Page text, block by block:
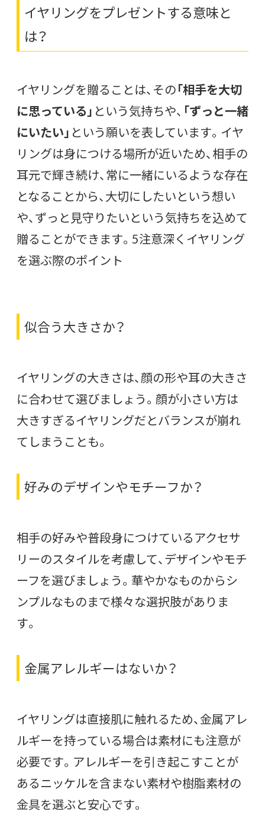
イヤリングをプレゼントする意味と
は？
イヤリングを贈ることは、その「相手を大切
に思っている」 という気持ちや、 「ずっと一緒
にいたい」 という願いを表しています。イヤ
リングは身につける場所が近いため、相手の
耳元で輝き続け、常に一緒にいるような存在
となることから、大切にしたいという想い
や、ずっと見守りたいという気持ちを込めて
贈ることができます。5注意深くイヤリング
を選ぶ際のポイント
似合う大きさか？
イヤリングの大きさは、顔の形や耳の大きさ
に合わせて選びましょう。顔が小さい方は
大きすぎるイヤリングだとバランスが崩れ
てしまうことも。
好みのデザインやモチーフか？
相手の好みや普段身につけているアクセサ
リーのスタイルを考慮して、デザインやモチ
ーフを選びましょう。華やかなものからシ
ンプルなものまで様々な選択肢がありま
す。
金属アレルギーはないか？
イヤリングは直接肌に触れるため、金属アレ
ルギーを持っている場合は素材にも注意が
必要です。アレルギーを引き起こすことが
あるニッケルを含まない素材や樹脂素材の
金具を選ぶと安心です。